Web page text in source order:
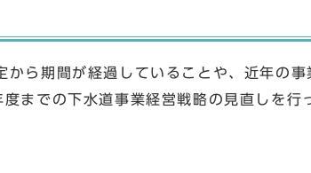
ら期間が経過していることや、近年の事
までの下水道事業経営戦略の見直しを行